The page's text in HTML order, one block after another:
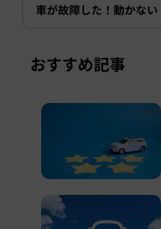
車が故障した！動かない
おすすめ記事